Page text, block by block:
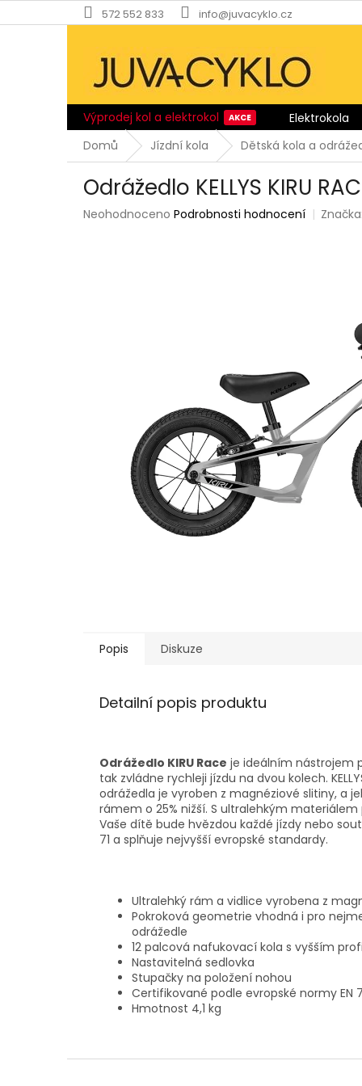
na
572 552 833 info@juvacyklo.cz
Výprodej kol a elektrokol Elektrokola
Domů
Jízdní kola Dětská kola a
Odrážedlo KELLYS KIRU
Průměrné
Neohodnoceno Podrobnosti hodnocení
Popis Diskuze
Detailní popis produktu
Odrážedlo KIRU Race je ideálním nástrojem
tak zvládne rychleji jízdu na dvou kolech.
odrážedla je vyroben z magnéziové slitiny, a
rámem o 25% nižší. S ultralehkým
Vaše dítě bude hvězdou každé jízdy nebo
71 a splňuje nejvyšší evropské standardy.
Ultralehký rám a vidlice vyrobena z
Pokroková geometrie vhodná i pro
odrážedle
12 palcová nafukovací kola s vyšším
Nastavitelná sedlovka
Stupačky na položení nohou
Certifikované podle evropské normy EN
Hmotnost 4,1 kg